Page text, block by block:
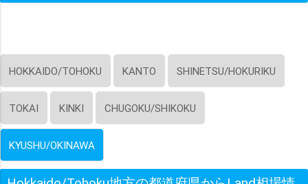
HOKKAIDO/TOHOKU KANTO SHINETSU/HOKURIKU
TOKAI KINKI CHUGOKU/SHIKOKU
KYUSHU/OKINAWA